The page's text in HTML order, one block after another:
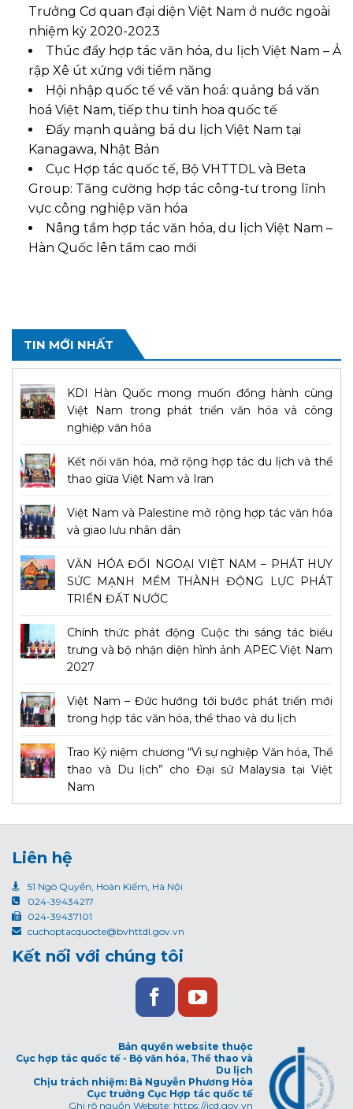
Trưởng Cơ quan đại diện Việt Nam ở nước ngoài
nhiệm kỳ 2020-2023
Thúc đẩy hợp tác văn hóa, du lịch Việt Nam – Ả
rập Xê út xứng với tiềm năng
Hội nhập quốc tế về văn hoá: quảng bá văn
hoá Việt Nam, tiếp thu tinh hoa quốc tế
Đẩy mạnh quảng bá du lịch Việt Nam tại
Kanagawa, Nhật Bản
Cục Hợp tác quốc tế, Bộ VHTTDL và Beta
Group: Tăng cường hợp tác công-tư trong lĩnh
vực công nghiệp văn hóa
Nâng tầm hợp tác văn hóa, du lịch Việt Nam –
Hàn Quốc lên tầm cao mới
TIN MỚI NHẤT
KDI Hàn Quốc mong muốn đồng hành cùng
Việt Nam trong phát triển văn hóa và công
nghiệp văn hóa
Kết nối văn hóa, mở rộng hợp tác du lịch và thể
thao giữa Việt Nam và Iran
Việt Nam và Palestine mở rộng hợp tác văn hóa
và giao lưu nhân dân
VĂN HÓA ĐỐI NGOẠI VIỆT NAM – PHÁT HUY
SỨC MẠNH MỀM THÀNH ĐỘNG LỰC PHÁT
TRIỂN ĐẤT NƯỚC
Chính thức phát động Cuộc thi sáng tác biểu
trưng và bộ nhận diện hình ảnh APEC Việt Nam
2027
Việt Nam – Đức hướng tới bước phát triển mới
trong hợp tác văn hóa, thể thao và du lịch
Trao Kỷ niệm chương “Vì sự nghiệp Văn hóa, Thể
thao và Du lịch” cho Đại sứ Malaysia tại Việt
Nam
Liên hệ
51 Ngô Quyền, Hoàn Kiếm, Hà Nội
024-39434217
024-39437101
cuchoptacquocte@bvhttdl.gov.vn
Kết nối với chúng tôi
Bản quyền website thuộc
Cục hợp tác quốc tế - Bộ văn hóa, Thể thao và
Du lịch
Chịu trách nhiệm: Bà Nguyễn Phương Hòa
Cục trưởng Cục Hợp tác quốc tế
Ghi rõ nguồn Website: https://icd.gov.vn